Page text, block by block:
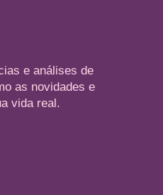
e análises de
as novidades e
vida real.